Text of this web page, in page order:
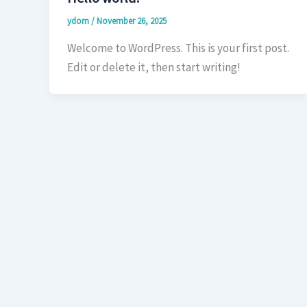
ydom/November 26, 2025
Welcome to WordPress. This is your first post.
Edit or delete it, then start writing!